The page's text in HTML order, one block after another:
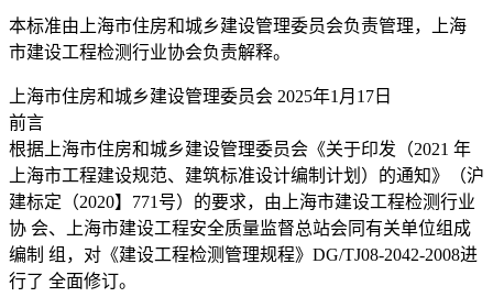
本标准由上海市住房和城乡建设管理委员会负责管理，上海
市建设工程检测行业协会负责解释。
上海市住房和城乡建设管理委员会 2025年1月17日
前言
根据上海市住房和城乡建设管理委员会《关于印发（2021 年
上海市工程建设规范、建筑标准设计编制计划）的通知》（沪
建标定（2020】771号）的要求，由上海市建设工程检测行业
协 会、上海市建设工程安全质量监督总站会同有关单位组成
编制 组，对《建设工程检测管理规程》DG/TJ08-2042-2008进
行了 全面修订。